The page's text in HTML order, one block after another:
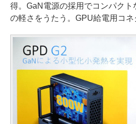
得。GaN電源の採用でコンパクト
の軽さをうたう。GPU給電用コネ